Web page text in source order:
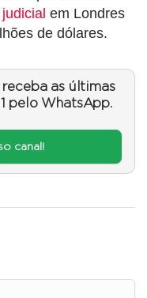
em Londres
de dólares.
receba as últimas
pelo WhatsApp.
canal!